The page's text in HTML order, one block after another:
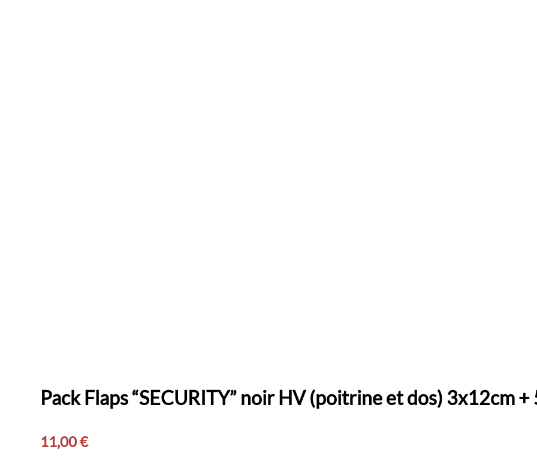
Pack Flaps “SECURITY” noir HV (poitrine et dos) 3x12cm
11,00€